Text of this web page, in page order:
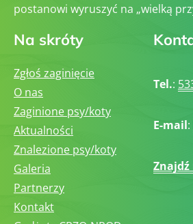
postanowi wyruszyć na „wielką
Na skróty
Zgłoś zaginięcie
O nas
Zaginione psy/koty
Aktualności
Znalezione psy/koty
Galeria
Partnerzy
Kontakt
Tel.:
E-mail:
Znajdź